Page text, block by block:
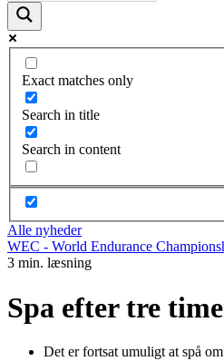
Exact matches only
Search in title
Search in content
Alle nyheder
WEC - World Endurance
3 min. læsning
Spa efter tre
Det er fortsat umuligt at spå